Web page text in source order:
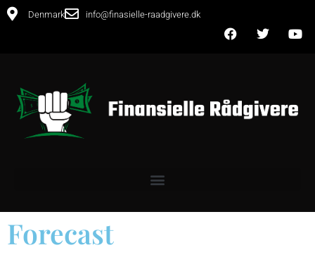
Denmark info@finasielle-raadgivere.dk
Forecast